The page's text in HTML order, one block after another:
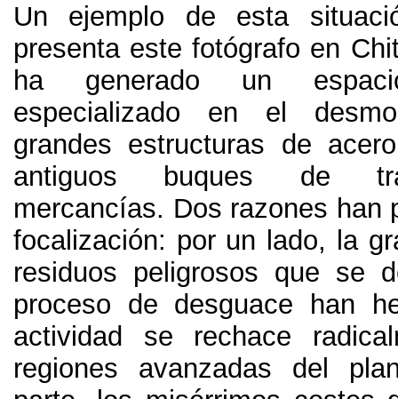
Un ejemplo de esta
presenta este fotógrafo en
ha generado un
especializado en el
grandes estructuras de
antiguos buques de
mercancías. Dos razones han
focalización: por un lado,
la
residuos peligrosos que se
proceso de desguace han
actividad se rechace
regiones avanzadas del